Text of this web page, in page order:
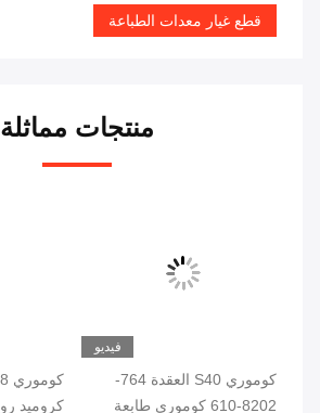
قطع غيار معدات الطباعة
منتجات مماثلة
فيديو
كوموري S40 العقدة 764-
8202-610 كوموري طابعة